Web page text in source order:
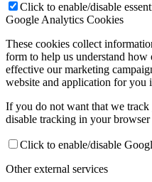
Click to enable/disable
Google Analytics Cookies
These cookies collect
form to help us understand
effective our marketing
website and application for you
If you do not want that we
disable tracking in your browser
Click to enable/disable
Other external services